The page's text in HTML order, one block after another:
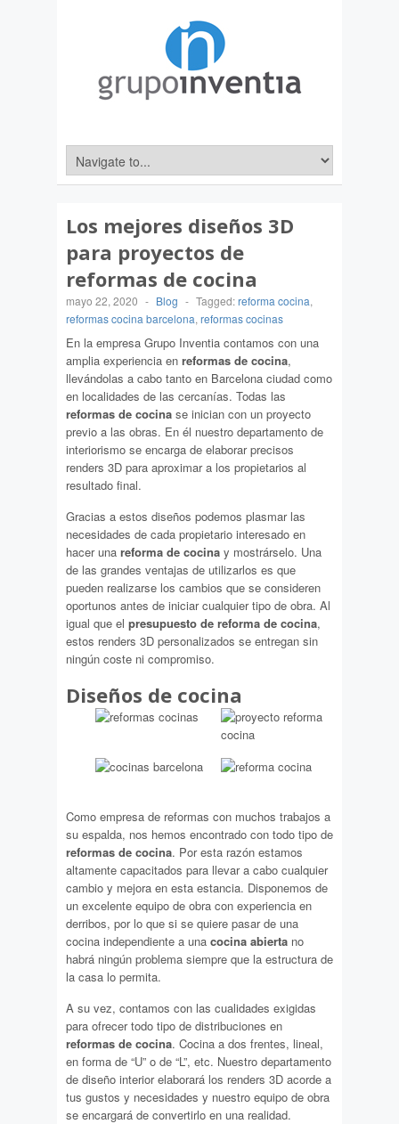
Los mejores diseños 3D
para proyectos de
reformas de cocina
mayo 22, 2020 - Blog - Tagged:reforma cocina,
reformas cocina barcelona, reformas cocinas
En la empresa Grupo Inventia contamos con una
amplia experiencia en reformas de cocina,
llevándolas a cabo tanto en Barcelona ciudad como
en localidades de las cercanías. Todas las
reformas de cocina se inician con un proyecto
previo a las obras. En él nuestro departamento de
interiorismo se encarga de elaborar precisos
renders 3D para aproximar a los propietarios al
resultado final.
Gracias a estos diseños podemos plasmar las
necesidades de cada propietario interesado en
hacer una reforma de cocina y mostrárselo. Una
de las grandes ventajas de utilizarlos es que
pueden realizarse los cambios que se consideren
oportunos antes de iniciar cualquier tipo de obra. Al
igual que el presupuesto de reforma de cocina,
estos renders 3D personalizados se entregan sin
ningún coste ni compromiso.
Diseños de cocina
Como empresa de reformas con muchos trabajos a
su espalda, nos hemos encontrado con todo tipo de
reformas de cocina. Por esta razón estamos
altamente capacitados para llevar a cabo cualquier
cambio y mejora en esta estancia. Disponemos de
un excelente equipo de obra con experiencia en
derribos, por lo que si se quiere pasar de una
cocina independiente a una cocina abierta no
habrá ningún problema siempre que la estructura de
la casa lo permita.
A su vez, contamos con las cualidades exigidas
para ofrecer todo tipo de distribuciones en
reformas de cocina. Cocina a dos frentes, lineal,
en forma de “U” o de “L”, etc. Nuestro departamento
de diseño interior elaborará los renders 3D acorde a
tus gustos y necesidades y nuestro equipo de obra
se encargará de convertirlo en una realidad.